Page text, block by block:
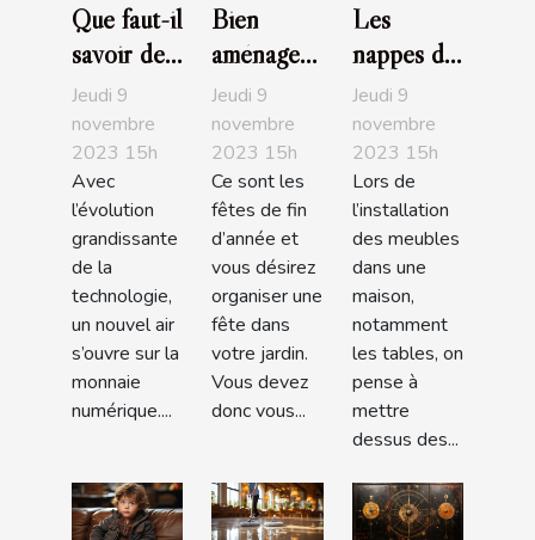
Que faut-il
savoir de
la crypto-
paradis ?
Jeudi 9
novembre
2023 15h
Avec
l’évolution
grandissante
de la
technologie,
un nouvel air
s’ouvre sur la
monnaie
numérique....
Bien
aménager
son jardin
: comment
s'y
prendre ?
Jeudi 9
novembre
2023 15h
Ce sont les
fêtes de fin
d’année et
vous désirez
organiser une
fête dans
votre jardin.
Vous devez
donc vous...
Les
nappes de
table :
parlons-
en !
Jeudi 9
novembre
2023 15h
Lors de
l’installation
des meubles
dans une
maison,
notamment
les tables, on
pense à
mettre
dessus des...